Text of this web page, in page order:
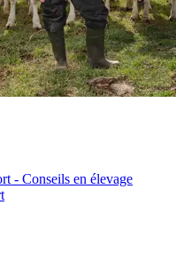
- Conseils en élevage